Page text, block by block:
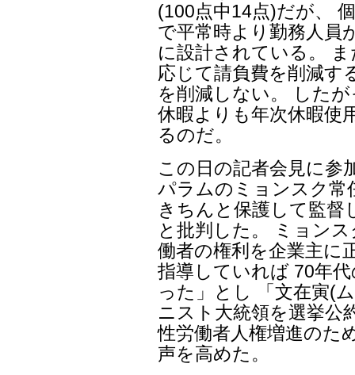
(100点中14点)だが、
で平常時より勤務人員
に設計されている。
応じて請負費を削減す
を削減しない。 した
休暇よりも年次休暇使
るのだ。
この日の記者会見に参
パラムのミョンスク常
きちんと保護して監督
と批判した。 ミョン
働者の権利を企業主に
指導していれば 70年
った」とし 「文在寅(
ニスト大統領を選挙公
性労働者人権増進のた
声を高めた。